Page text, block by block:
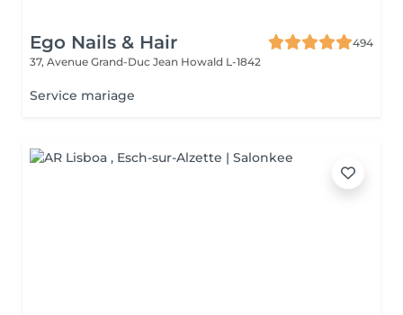
Ego Nails & Hair
494
37, Avenue Grand-Duc Jean Howald L-1842
Service mariage